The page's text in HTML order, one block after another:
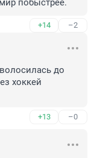
побыстрее.
+14 –2
до
хоккей
+13 –0